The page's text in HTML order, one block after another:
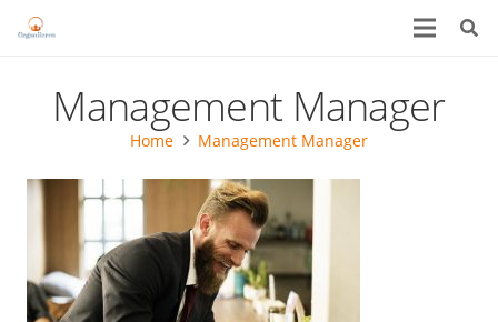
Management Manager
Home Management Manager